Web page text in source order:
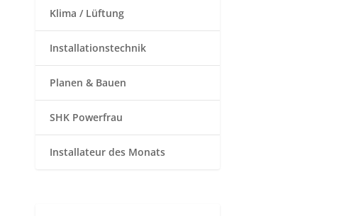
Klima / Lüftung
Installationstechnik
Planen & Bauen
SHK Powerfrau
Installateur des Monats